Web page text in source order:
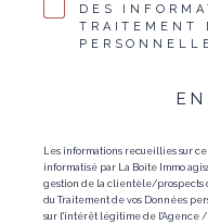
DES
TRAITEMENT
Les informations recueillies sur
informatisé par La Boite Immo
gestion de la clientèle/prospects
du Traitement de vos Données
sur l'intérêt légitime de l'Agence /